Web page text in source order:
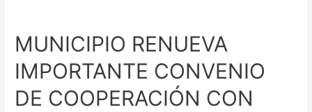
MUNICIPIO RENUEVA
IMPORTANTE CONVENIO
DE COOPERACIÓN CON